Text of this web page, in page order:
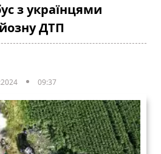
з українцями
ДТП
09:37